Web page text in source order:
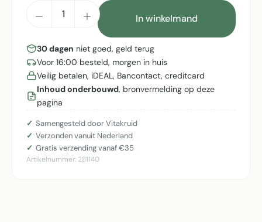
Producthoeveelheid: Voer de
In winkelmand
30 dagen niet goed, geld terug
Voor 16:00 besteld, morgen in huis
Veilig betalen, iDEAL, Bancontact, creditcard
Inhoud onderbouwd, bronvermelding op deze
pagina
Samengesteld door Vitakruid
Verzonden vanuit Nederland
Gratis verzending vanaf €35
Artikelnummer: 281140